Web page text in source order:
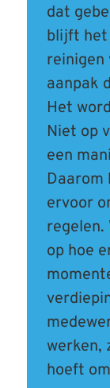
dat
blijft het
reinigen
aanpak
Het
Niet op
een
Daarom
ervoor
regelen.
op hoe
werken,
hoeft